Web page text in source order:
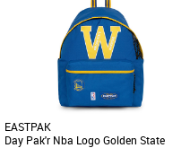
Sacs et accessoires Eastpak pas cher et
Promos Sacs et accessoires Eastpak
Découvrez le Eastpak Day Pak'r, le sac à
dos idéal pour allier style et praticité.
Conçu pour [...]
EASTPAK
Day Pak'r Nba Logo Golden State